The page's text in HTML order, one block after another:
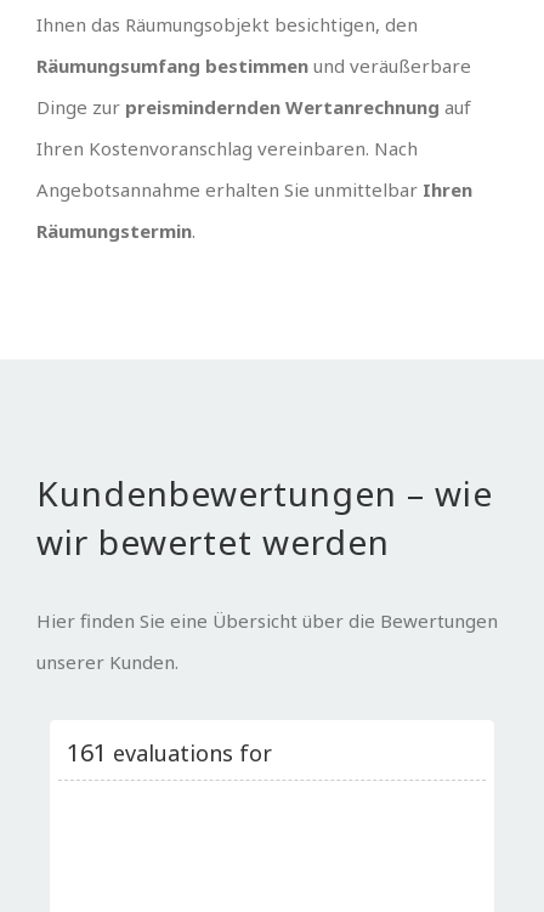
Ihnen das Räumungsobjekt besichtigen, den
Räumungsumfang bestimmen und veräußerbare
Dinge zur preismindernden Wertanrechnung auf
Ihren Kostenvoranschlag vereinbaren. Nach
Angebotsannahme erhalten Sie unmittelbar Ihren
Räumungstermin.
Kundenbewertungen – wie
wir bewertet werden
Hier finden Sie eine Übersicht über die Bewertungen
unserer Kunden.
161 evaluations for